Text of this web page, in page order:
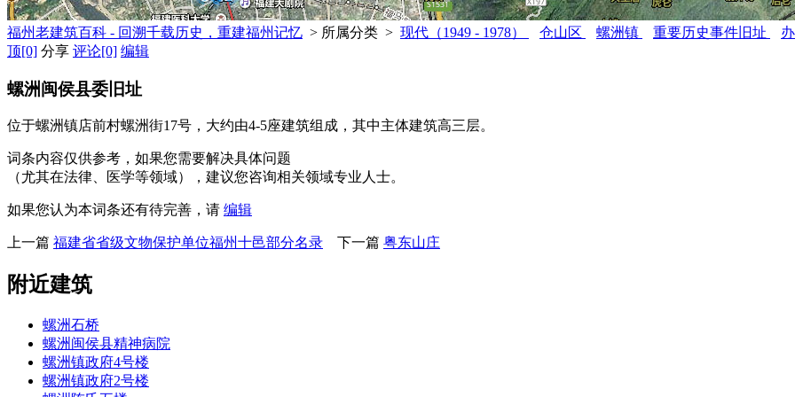
福州老建筑百科 - 回溯千载历史，重建福州记忆 > 所属分类 > 现代（1949 - 1978） 仓山区 螺洲镇 重要历史事件旧址
顶[0] 分享 评论[0] 编辑
螺洲闽侯县委旧址
位于螺洲镇店前村螺洲街17号，大约由4-5座建筑组成，其中主体建筑高三层。
词条内容仅供参考，如果您需要解决具体问题
（尤其在法律、医学等领域），建议您咨询相关领域专业人士。
如果您认为本词条还有待完善，请 编辑
上一篇 福建省省级文物保护单位福州十邑部分名录 下一篇 粤东山庄
附近建筑
螺洲石桥
螺洲闽侯县精神病院
螺洲镇政府4号楼
螺洲镇政府2号楼